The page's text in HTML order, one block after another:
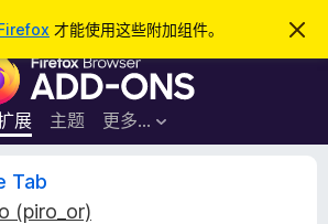
才能使用这些附加组件。
忽
此
F
r
e
展 主题 更多…
登录
Tab
(piro_or)